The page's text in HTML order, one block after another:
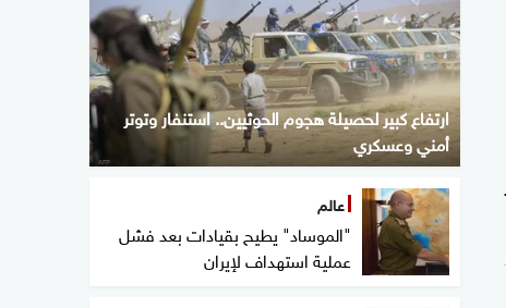
ارتفاع كبير لحصيلة هجوم الحوثيين.. استنفار وتوتر
أمني وعسكري
عالم
"الموساد" يطيح بقيادات بعد فشل
عملية استهداف لإيران